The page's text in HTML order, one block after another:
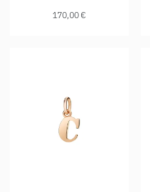
170,00 €